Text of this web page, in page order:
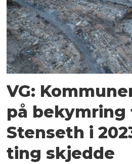
VG:
på bekymring
Stenseth i
ting skjedde